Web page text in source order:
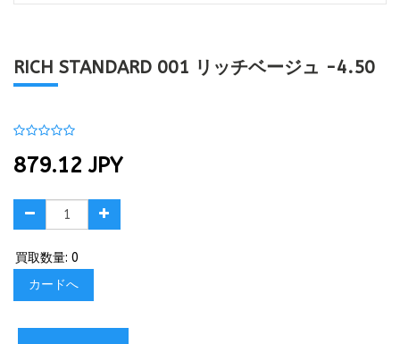
RICH STANDARD 001 リッチベージュ -4.50
879.12 JPY
買取数量: 0
カードへ